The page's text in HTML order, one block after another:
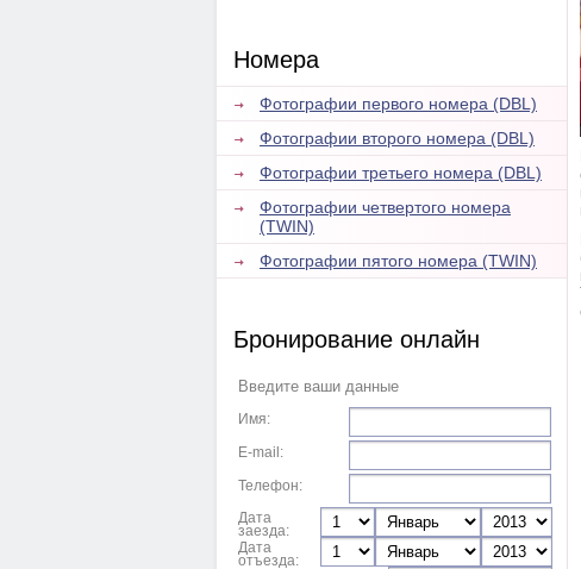
Номера
Фотографии первого номера (DBL)
Фотографии второго номера (DBL)
Фотографии третьего номера (DBL)
Фотографии четвертого номера
(TWIN)
Фотографии пятого номера (TWIN)
Бронирование онлайн
Введите ваши данные
Имя:
E-mail:
Телефон:
Дата
заезда:
Дата
отъезда: